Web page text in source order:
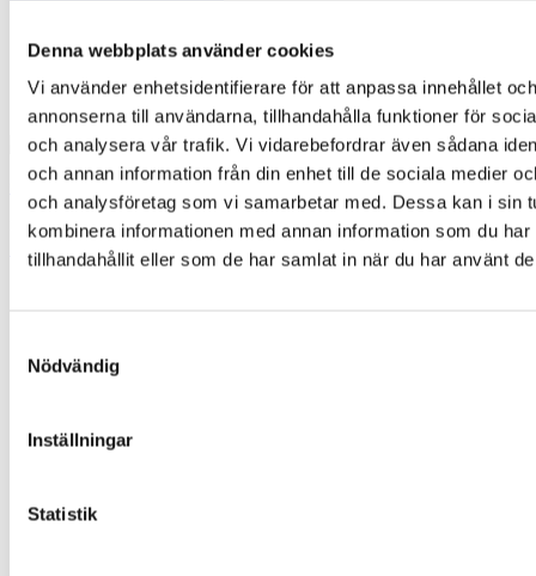
Denna webbplats använder cookies
Vi använder enhetsidentifierare för att anpassa innehållet och
annonserna till användarna, tillhandahålla funktioner för
och analysera vår trafik. Vi vidarebefordrar även sådana
och annan information från din enhet till de sociala medier
och analysföretag som vi samarbetar med. Dessa kan i sin
kombinera informationen med annan information som du har
tillhandahållit eller som de har samlat in när du har använt
Nödvändig
Inställningar
Statistik
Owl
35,00kr
Lägg till i varukorg